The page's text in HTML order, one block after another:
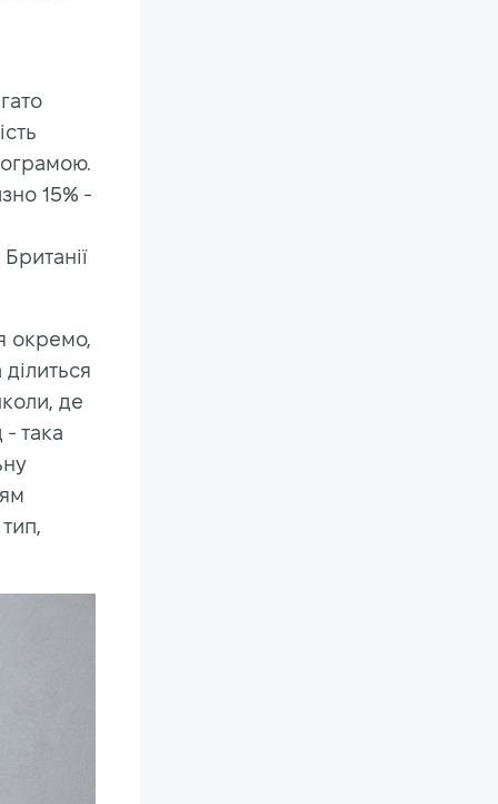
15% -
окремо,
де
- така